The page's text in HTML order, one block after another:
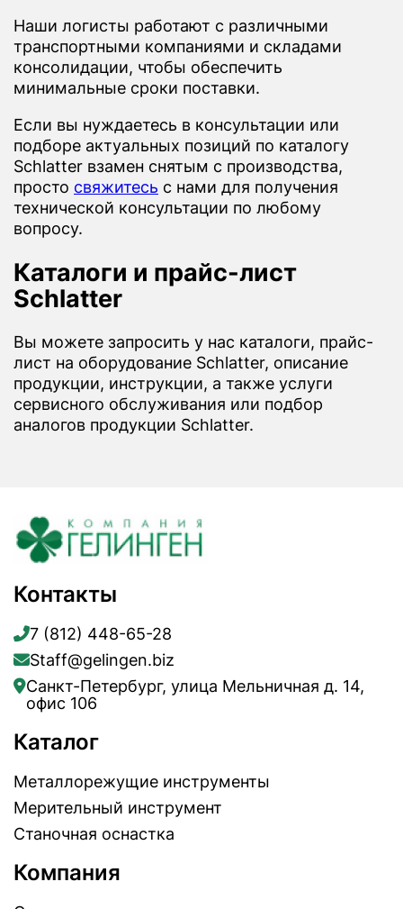
Наши логисты работают с различными
транспортными компаниями и складами
консолидации, чтобы обеспечить
минимальные сроки поставки.
Если вы нуждаетесь в консультации или
подборе актуальных позиций по каталогу
Schlatter взамен снятым с производства,
просто свяжитесь с нами для получения
технической консультации по любому
вопросу.
Каталоги и прайс-лист
Schlatter
Вы можете запросить у нас каталоги, прайс-
лист на оборудование Schlatter, описание
продукции, инструкции, а также услуги
сервисного обслуживания или подбор
аналогов продукции Schlatter.
Контакты
7 (812) 448-65-28
Staff@gelingen.biz
Санкт-Петербург, улица Мельничная д. 14,
офис 106
Каталог
Металлорежущие инструменты
Мерительный инструмент
Станочная оснастка
Компания